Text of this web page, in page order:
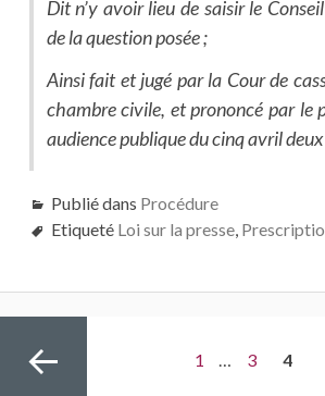
Dit n’y avoir lieu de saisir le
de la question posée ;
Ainsi fait et jugé par la Cour de
chambre civile, et prononcé par le
audience publique du cinq avril
Publié dans Procédure
Etiqueté Loi sur la presse,
des
Page
1 … Page
3 PAGE
4